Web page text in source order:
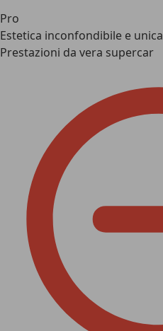
Pro
Estetica inconfondibile e unica
Prestazioni da vera supercar